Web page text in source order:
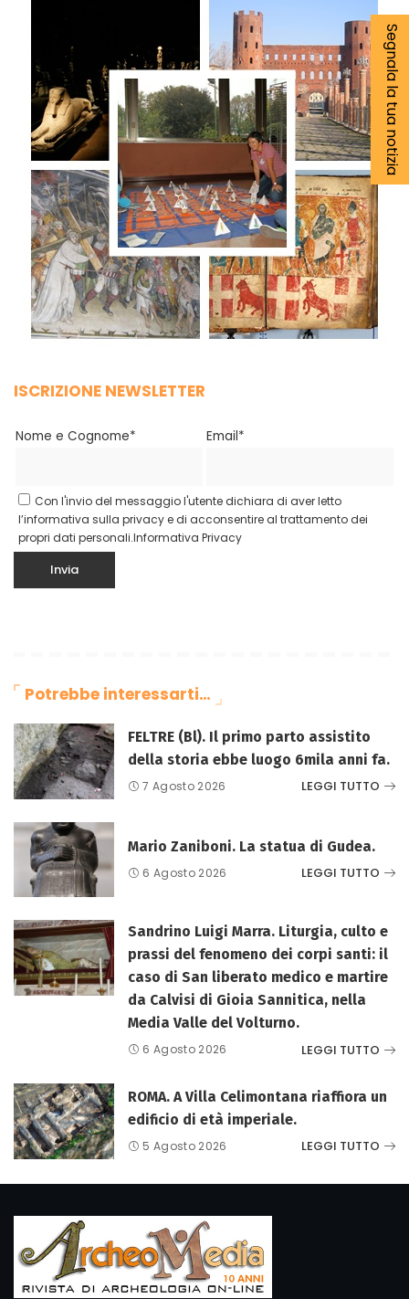
ISCRIZIONE NEWSLETTER
Nome e Cognome* Email*
Con l'invio del messaggio l'utente dichiara di aver letto
l’informativa sulla privacy e di acconsentire al trattamento dei
propri dati personali.Informativa Privacy
Potrebbe interessarti…
FELTRE (Bl). Il primo parto assistito
della storia ebbe luogo 6mila anni fa.
7 Agosto 2026 LEGGI TUTTO
Mario Zaniboni. La statua di Gudea.
6 Agosto 2026 LEGGI TUTTO
Sandrino Luigi Marra. Liturgia, culto e
prassi del fenomeno dei corpi santi: il
caso di San liberato medico e martire
da Calvisi di Gioia Sannitica, nella
Media Valle del Volturno.
6 Agosto 2026 LEGGI TUTTO
ROMA. A Villa Celimontana riaffiora un
edificio di età imperiale.
5 Agosto 2026 LEGGI TUTTO
Segnala la tua notizia